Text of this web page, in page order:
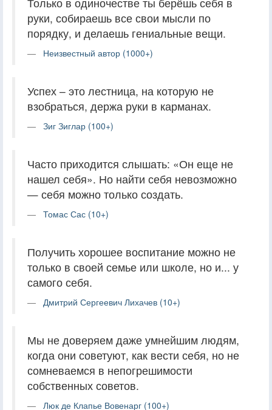
руки, собираешь все свои мысли по
порядку, и делаешь гениальные вещи.
Неизвестный автор (1000+)
Успех – это лестница, на которую не
взобраться, держа руки в карманах.
Зиг Зиглар (100+)
Часто приходится слышать: «Он еще не
нашел себя». Но найти себя невозможно
— себя можно только создать.
Томас Сас (10+)
Получить хорошее воспитание можно не
только в своей семье или школе, но и... у
самого себя.
Дмитрий Сергеевич Лихачев (10+)
Мы не доверяем даже умнейшим людям,
когда они советуют, как вести себя, но не
сомневаемся в непогрешимости
собственных советов.
Люк де Клапье Вовенарг (100+)